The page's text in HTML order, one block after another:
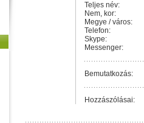
Teljes név:
Nem, kor:
Megye / város:
Telefon:
Skype:
Messenger:
Bemutatkozás:
Hozzászólásai: